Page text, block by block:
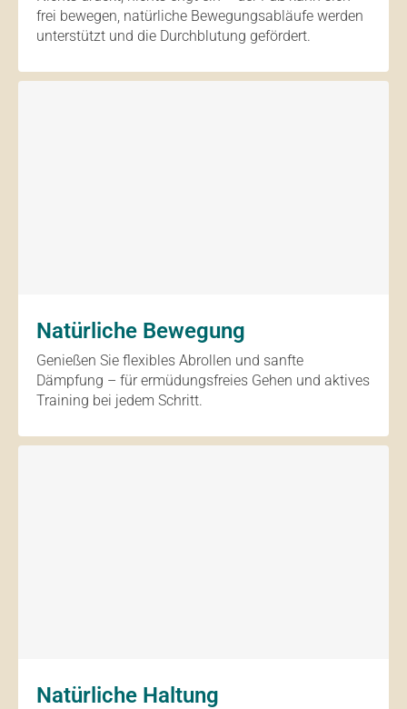
frei bewegen, natürliche Bewegungsabläufe werden
unterstützt und die Durchblutung gefördert.
Natürliche Bewegung
Genießen Sie flexibles Abrollen und sanfte
Dämpfung – für ermüdungsfreies Gehen und aktives
Training bei jedem Schritt.
Natürliche Haltung